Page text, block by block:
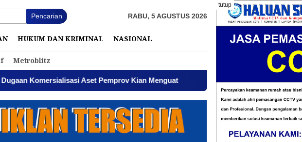
tutup
Pencarian RABU, 5 AGUSTUS 2026
HUKUM DAN KRIMINAL NASIONAL
Metroblitz
Aset Pemprov Kian Menguat AWPI Serukan Perdamaian dan Kecam